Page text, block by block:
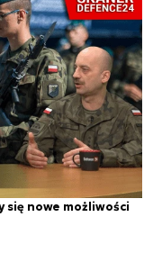
się nowe możliwości